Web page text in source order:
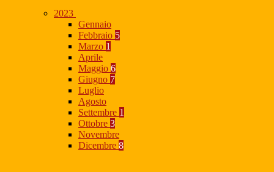
2023
Gennaio
Febbraio 5
Marzo 1
Aprile
Maggio 6
Giugno 7
Luglio
Agosto
Settembre 1
Ottobre 3
Novembre
Dicembre 8